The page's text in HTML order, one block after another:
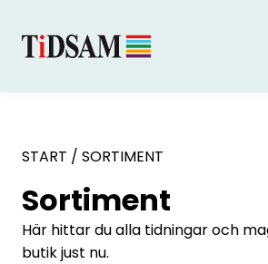
START / SORTIMENT
Sortiment
Här hittar du alla tidningar och
butik just nu.